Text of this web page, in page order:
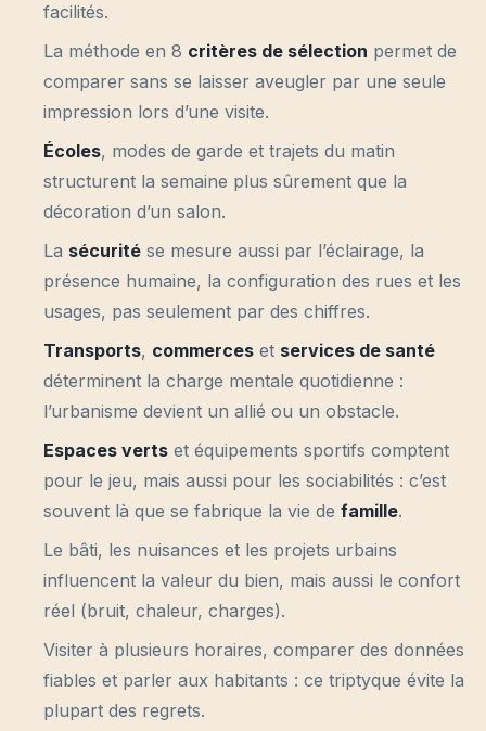
facilités.
La méthode en 8 critères de sélection permet de
comparer sans se laisser aveugler par une seule
impression lors d’une visite.
Écoles, modes de garde et trajets du matin
structurent la semaine plus sûrement que la
décoration d’un salon.
La sécurité se mesure aussi par l’éclairage, la
présence humaine, la configuration des rues et les
usages, pas seulement par des chiffres.
Transports, commerces et services de santé
déterminent la charge mentale quotidienne :
l’urbanisme devient un allié ou un obstacle.
Espaces verts et équipements sportifs comptent
pour le jeu, mais aussi pour les sociabilités : c’est
souvent là que se fabrique la vie de famille.
Le bâti, les nuisances et les projets urbains
influencent la valeur du bien, mais aussi le confort
réel (bruit, chaleur, charges).
Visiter à plusieurs horaires, comparer des données
fiables et parler aux habitants : ce triptyque évite la
plupart des regrets.